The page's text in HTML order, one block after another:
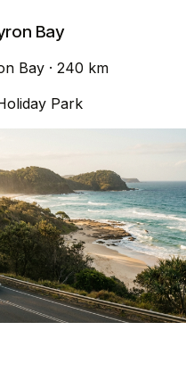
Bay
Bay · 240 km
Park